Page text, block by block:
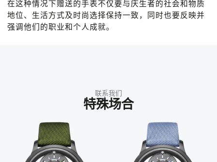
在这种情况下赠送的手表不仅要与庆生者的社会和物质
地位、生活方式及时尚选择保持一致，同时也要反映并
强调他们的职业和个人成就。
联系我们
特殊场合